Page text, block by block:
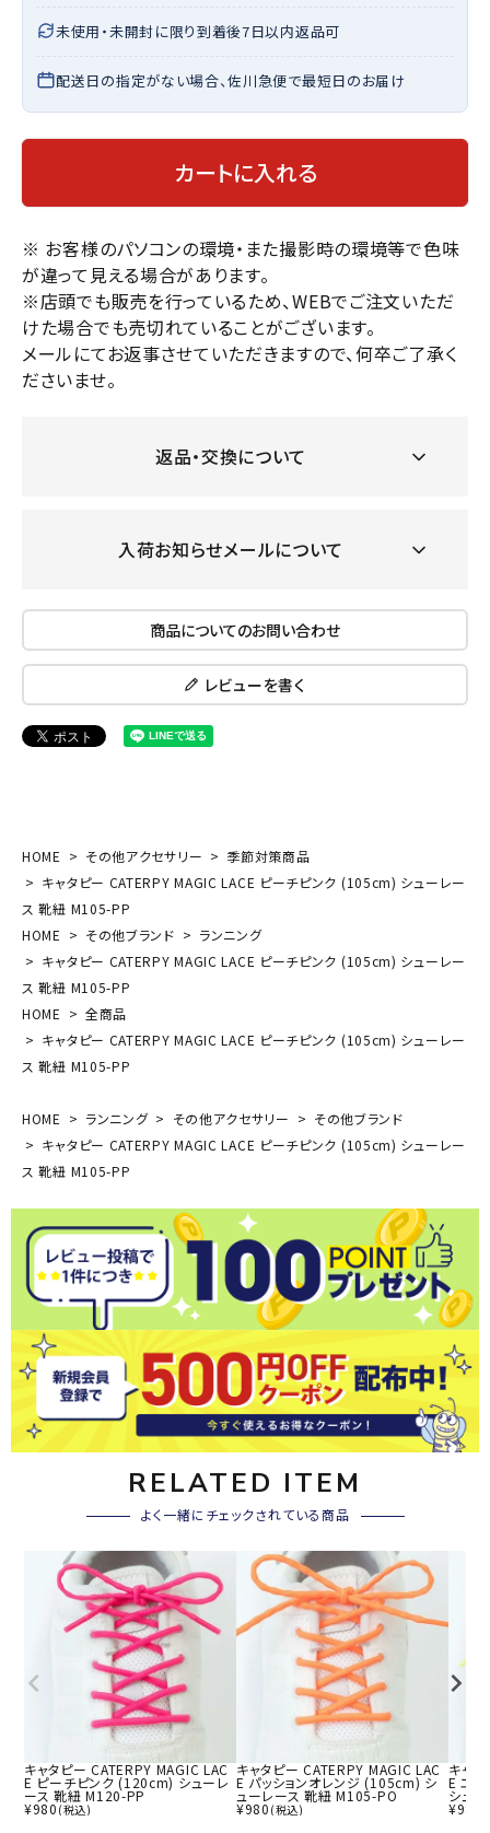
未使用・未開封に限り到着後7日以内返品可
配送日の指定がない場合、佐川急便で最短日のお届け
カートに入れる
※ お客様のパソコンの環境・また撮影時の環境等で色味
が違って見える場合があります。
※店頭でも販売を行っているため、WEBでご注文いただ
けた場合でも売切れていることがございます。
メールにてお返事させていただきますので、何卒ご了承く
ださいませ。
返品・交換について
入荷お知らせメールについて
商品についてのお問い合わせ
レビューを書く
HOME その他アクセサリー
季節対策商品
キャタピー CATERPY MAGIC LACE ピーチピンク (105cm) シューレー
ス 靴紐 M105-PP
HOME
その他ブランド
ランニング
キャタピー CATERPY MAGIC LACE ピーチピンク (105cm) シューレー
ス 靴紐 M105-PP
HOME
全商品
キャタピー CATERPY MAGIC LACE ピーチピンク (105cm) シューレー
ス 靴紐 M105-PP
HOME ランニング その他アクセサリー
その他ブランド
キャタピー CATERPY MAGIC LACE ピーチピンク (105cm) シューレー
ス 靴紐 M105-PP
RELATED ITEM
よく一緒にチェックされている商品
キャタピー CATERPY MAGIC LAC
E ピーチピンク (120cm) シューレ
ース 靴紐 M120-PP
¥980(税込)
キャタピー CATERPY MAGIC LAC
E パッションオレンジ (105cm) シ
ューレース 靴紐 M105-PO
¥980 (税込)
キャ
E エ
シュ
¥980